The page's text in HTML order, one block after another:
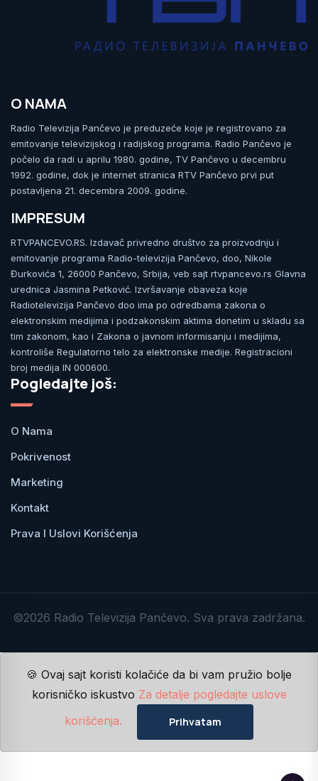
O NAMA
Radio Televizija Pančevo je preduzeće koje je registrovano za
emitovanje televizijskog i radijskog programa. Radio Pančevo je
počelo da radi u aprilu 1980. godine, TV Pančevo u decembru
1992. godine, dok je internet stranica RTV Pančevo prvi put
postavljena 21. decembra 2009. godine.
IMPRESUM
RTVPANCEVO.RS. Izdavač privredno društvo za proizvodnju i
emitovanje programa Radio-televizija Pančevo, doo, Nikole
Đurkovića 1, 26000 Pančevo, Srbija, veb sajt rtvpancevo.rs Glavna
urednica Jasmina Petković. Izvršavanje obaveza koje
Radiotelevizija Pančevo doo ima po odredbama zakona o
elektronskim medijima i podzakonskim aktima donetim u skladu sa
tim zakonom, kao i Zakona o javnom informisanju i medijima,
kontroliše Regulatorno telo za elektronske medije. Registracioni
broj medija IN 000600.
Pogledajte još:
O Nama
Pokrivenost
Marketing
Kontakt
Prava I Uslovi Korišćenja
©2026 Radio Televizija Pančevo. Sva prava zadržana.
🍪 Ovaj sajt koristi kolačiće da bi vam pružio bolje
korisničko iskustvo Za detalje pogledajte uslove
korišćenja.
Prihvatam